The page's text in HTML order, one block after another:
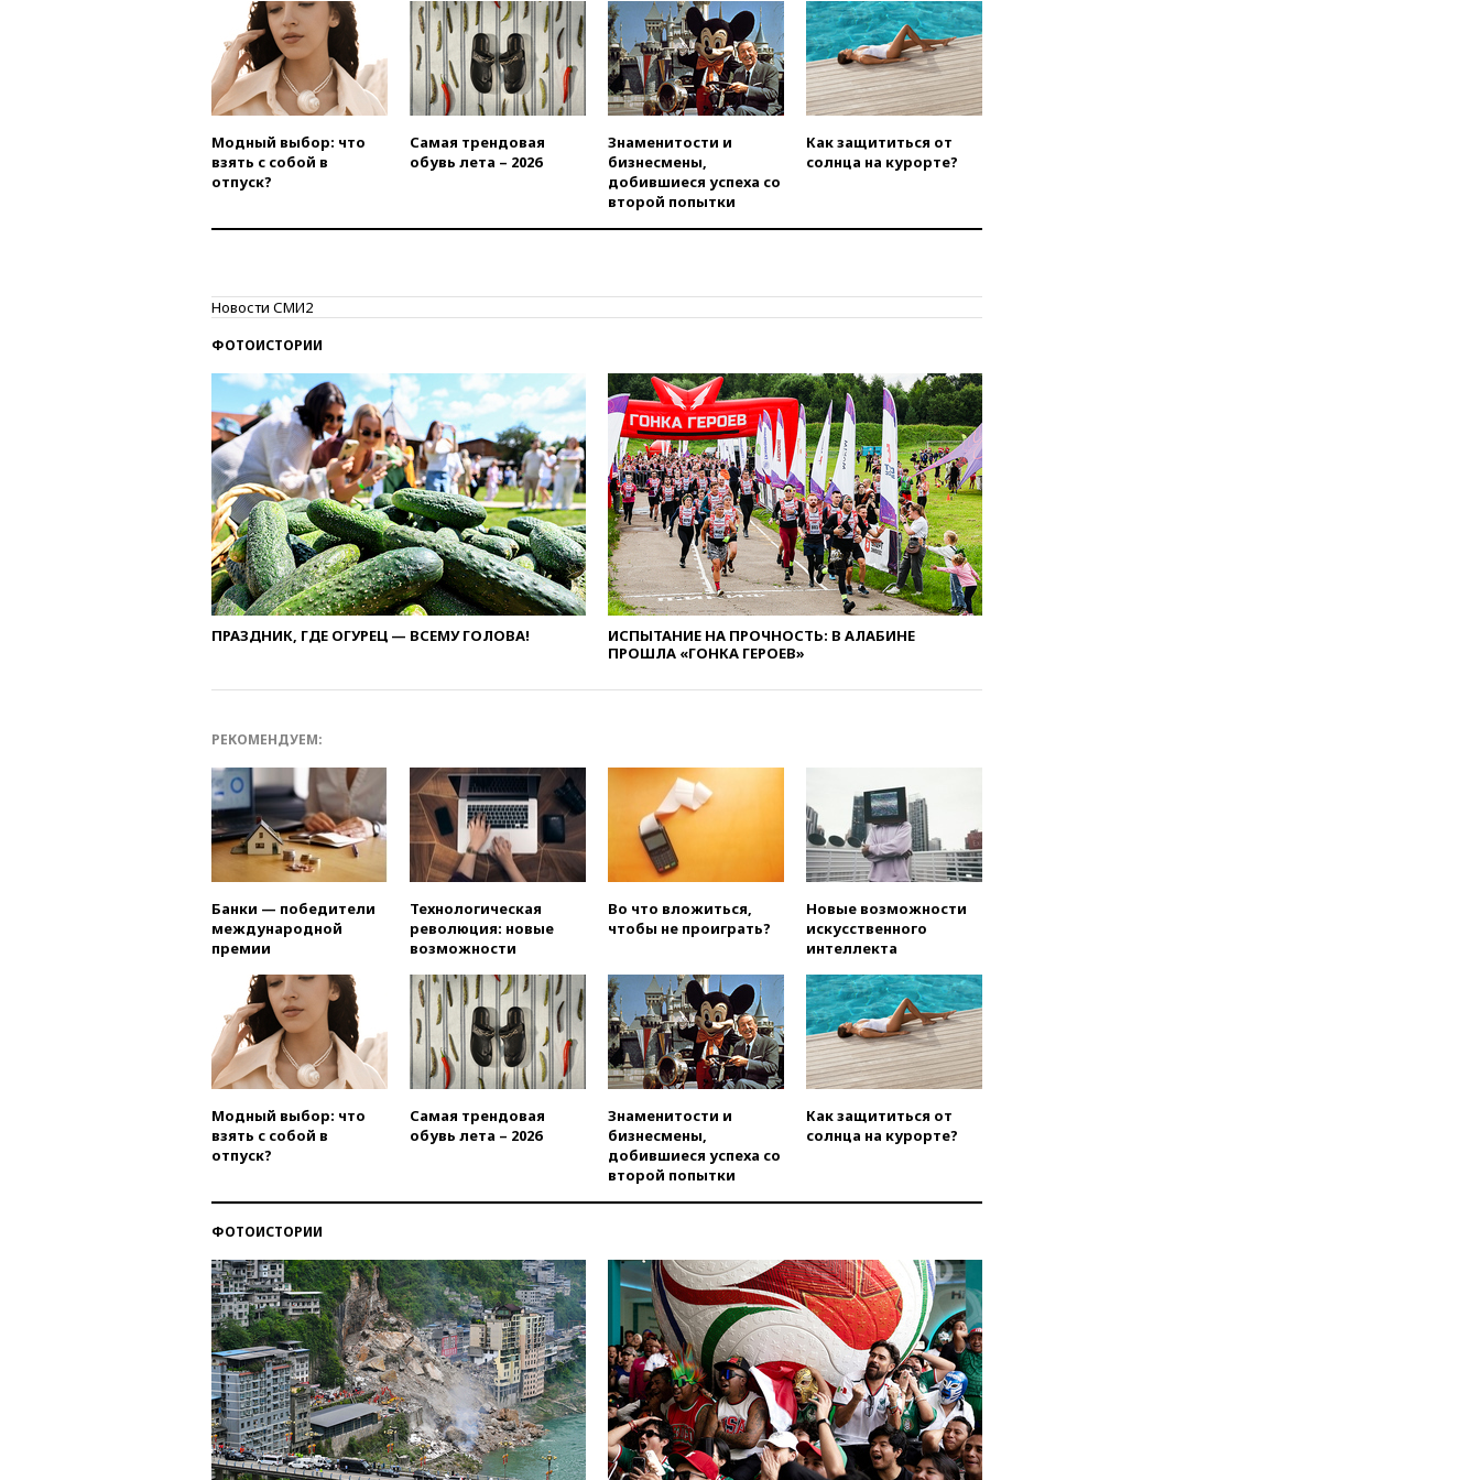
означает прекращения
производства телевизоров в
РФ
вчера, 22:35Семь грузовых
вагонов сошли с рельсов в
Оренбургской области
вчера, 22:22 Минфин: в июле
выросли нефтегазовые
доходы российского бюджета
вчера, 22:15Аксаков: ЦБ
вчера, 21:43Организаторы
«Интервидения»
вчера, 21:35Машков: в РФ
подготовили концепцию
развития театрального
искусства до 2035 года
вчера, 21:21Правительство
РФ разрешило продажу
бензина старых
экологических классов
вчера, 21:15Путин обсудил с
Машковым 150-летие Союза
театральных деятелей
вчера, 20:47
47 из 50 штатов США
беспилотников
вчера, 20:20
Третий комплект
золотых медалей выиграли на
ЧЕ российские синхронистки
вчера, 20:15ТАСС: жизни
после взрыва ничего не
угрожает
вчера, 20:08По всей Грузии
снова отключилось
электричество
вчера, 20:00Зеленский связал
дефицит ракет с попыткой
Запада принудить Киев к
вчера, 19:45 Памфилова: ЦИК
примет беспрецедентные
выборов
партийных списков на выборах
в Госдуму
вчера, 19:25Путин
прокомментировал первый
номер «Единой России» в
бюллетене
вчера, 19:15 Путин обсудил с
Памфиловой подготовку к
единому дню голосования
Модный выбор: что
взять с собой в
отпуск?
Самая трендовая
обувь лета – 2026
Знаменитости и
бизнесмены,
добившиеся успеха со
второй попытки
Как защититься от
солнца на курорте?
Новости СМИ2
ФОТОИСТОРИИ
ПРАЗДНИК, ГДЕ ОГУРЕЦ — ВСЕМУ ГОЛОВА!
ИСПЫТАНИЕ НА ПРОЧНОСТЬ: В АЛАБИНЕ
ПРОШЛА «ГОНКА ГЕРОЕВ»
РЕКОМЕНДУЕМ:
Банки — победители
международной
премии
Технологическая
революция: новые
возможности
Во что вложиться,
чтобы не проиграть?
Новые возможности
искусственного
интеллекта
Модный выбор: что
взять с собой в
отпуск?
Самая трендовая
обувь лета – 2026
Знаменитости и
бизнесмены,
добившиеся успеха со
второй попытки
Как защититься от
солнца на курорте?
ФОТОИСТОРИИ